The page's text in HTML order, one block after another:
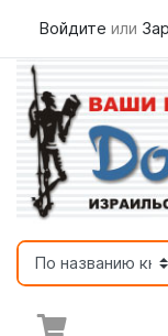
Войдите или